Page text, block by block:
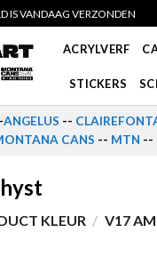
IS VANDAAG VERZONDEN
ACRYLVERF
STICKERS
ANGELUS --
CANS -- MTN --
KLEUR / V17